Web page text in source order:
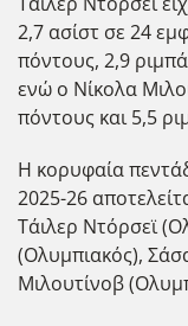
2,7 ασίστ σε 24
πόντους, 2,9
ενώ ο Νίκολα
πόντους και 5,5
Η κορυφαία
2025-26
Τάιλερ Ντόρσεϊ
(Ολυμπιακός),
Μιλουτίνοβ